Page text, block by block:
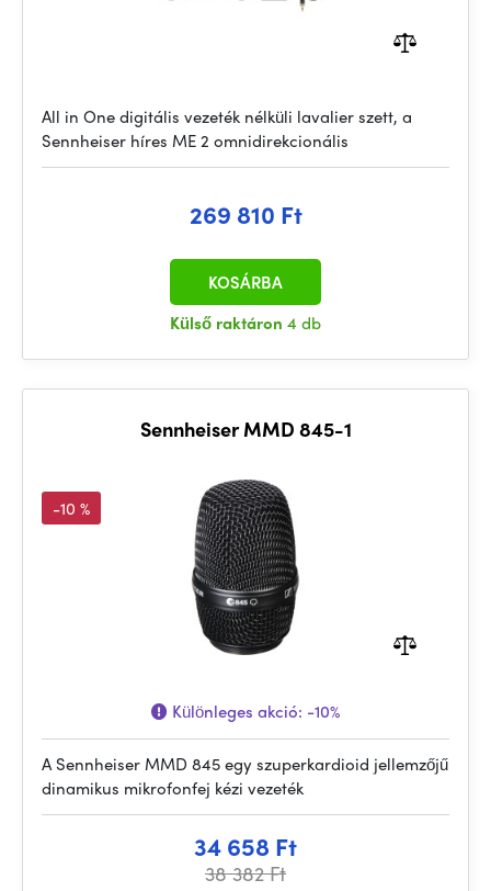
All in One digitális vezeték nélküli lavalier szett, a
Sennheiser híres ME 2 omnidirekcionális
269 810 Ft
Külső raktáron 4 db
KOSÁRBA
Sennheiser MMD 845-1
-10 %
Különleges akció: -10%
A Sennheiser MMD 845 egy szuperkardioid jellemzőjű
dinamikus mikrofonfej kézi vezeték
34 658 Ft
38 382 Ft